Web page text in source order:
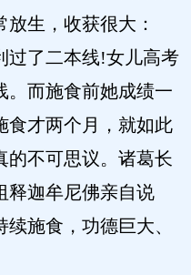
生，收获很大：
过了二本线!女儿高考
。而施食前她成绩一
食才两个月，就如此
的不可思议。诸葛长
释迦牟尼佛亲自说
施食，功德巨大、